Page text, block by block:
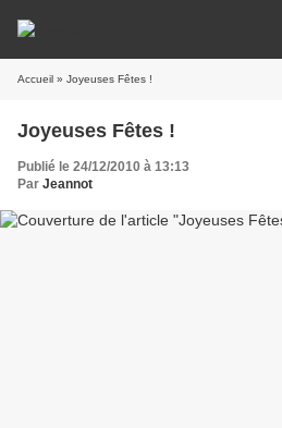
Accueil » Joyeuses Fêtes !
Joyeuses Fêtes !
Publié le 24/12/2010 à 13:13
Par Jeannot